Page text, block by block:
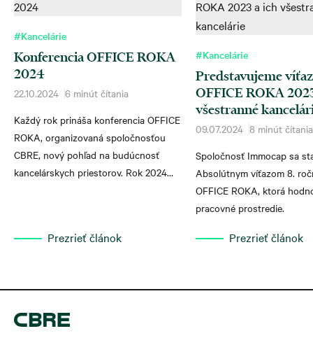
#Kancelárie
Konferencia OFFICE ROKA
2024
22.10.2024 6 minút čítania
Každý rok prináša konferencia OFFICE
ROKA, organizovaná spoločnosťou
CBRE, nový pohľad na budúcnosť
kancelárskych priestorov. Rok 2024
kontaktom, a dokonca aj Generácia Z,
prácou na diaľku.
Prezrieť článok
#Kancelárie
Predstavujeme
OFFICE ROKA
všestranné
09.07.2024 8 minút čítania
Spoločnosť Immocap sa
Absolútnym víťazom 8.
OFFICE ROKA, ktorá
pracovné prostredie.
Prezrieť článok